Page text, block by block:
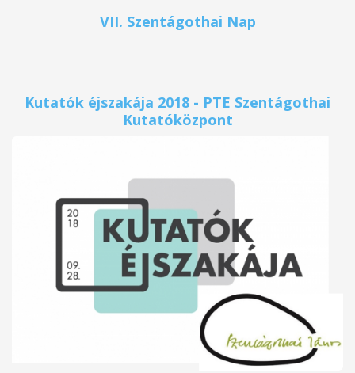
VII. Szentágothai Nap
Kutatók éjszakája 2018 - PTE Szentágothai
Kutatóközpont